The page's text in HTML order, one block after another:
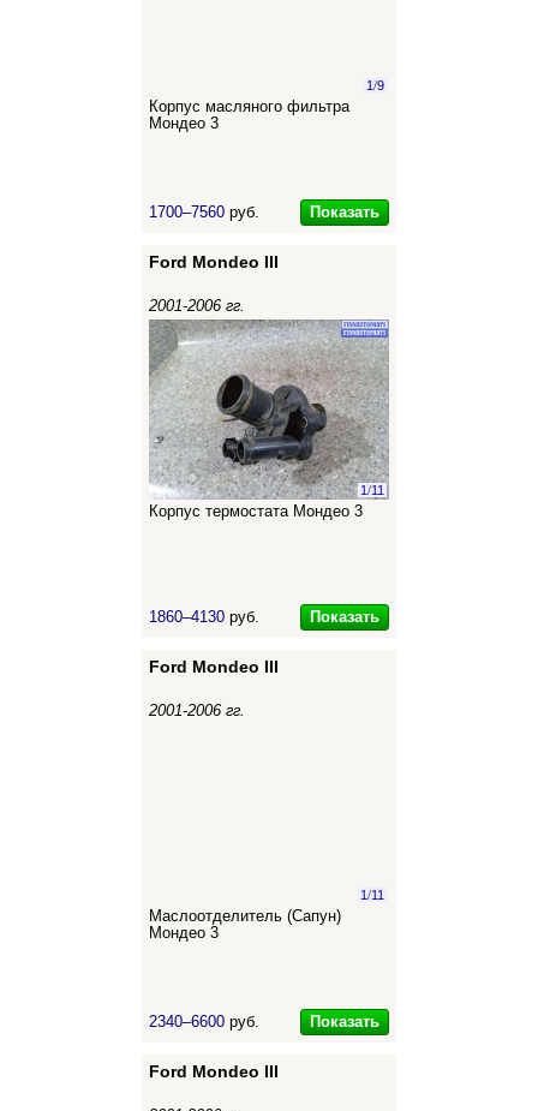
1/9
Корпус масляного фильтра
Мондео 3
1700–7560 руб. Показать
Ford Mondeo III
2001-2006 гг.
1/11
Корпус термостата Мондео 3
1860–4130 руб. Показать
Ford Mondeo III
2001-2006 гг.
1/11
Маслоотделитель (Сапун)
Мондео 3
2340–6600 руб. Показать
Ford Mondeo III